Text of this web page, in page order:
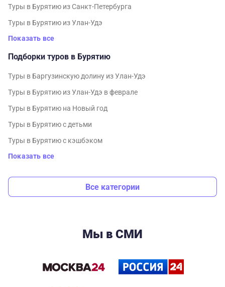
Туры в Бурятию из Санкт-Петербурга
Туры в Бурятию из Улан-Удэ
Показать все
Подборки туров в Бурятию
Туры в Баргузинскую долину из Улан-Удэ
Туры в Бурятию из Улан-Удэ в феврале
Туры в Бурятию на Новый год
Туры в Бурятию с детьми
Туры в Бурятию с кэшбэком
Показать все
Все категории
Мы в СМИ